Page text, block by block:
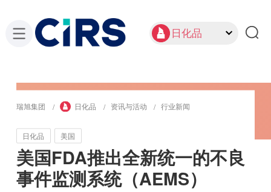
日化品
瑞旭集团 日化品 资讯与活动 行业新闻
日化品 美国
美国FDA推出全新统一的不良
事件监测系统（AEMS）